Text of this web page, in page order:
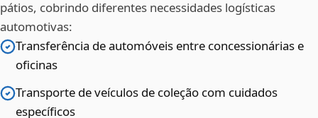
pátios, cobrindo diferentes necessidades logísticas
automotivas:
Transferência de automóveis entre concessionárias e
oficinas
Transporte de veículos de coleção com cuidados
específicos